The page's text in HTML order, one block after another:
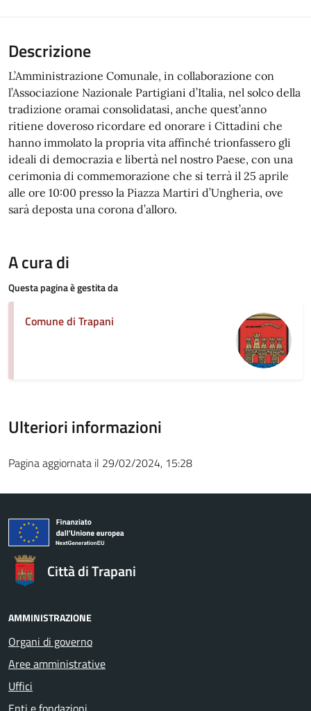
Descrizione
L’Amministrazione Comunale, in collaborazione con
l’Associazione Nazionale Partigiani d’Italia, nel solco della
tradizione oramai consolidatasi, anche quest’anno
ritiene doveroso ricordare ed onorare i Cittadini che
hanno immolato la propria vita affinché trionfassero gli
ideali di democrazia e libertà nel nostro Paese, con una
cerimonia di commemorazione che si terrà il 25 aprile
alle ore 10:00 presso la Piazza Martiri d’Ungheria, ove
sarà deposta una corona d’alloro.
A cura di
Questa pagina è gestita da
Comune di Trapani
Ulteriori informazioni
Pagina aggiornata il 29/02/2024, 15:28
Città di Trapani
AMMINISTRAZIONE
Organi di governo
Aree amministrative
Uffici